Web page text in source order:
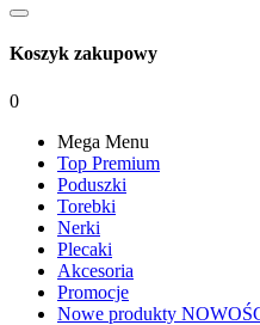
Koszyk zakupowy
0
Mega Menu
Top Premium
Poduszki
Torebki
Nerki
Plecaki
Akcesoria
Promocje
Nowe produkty